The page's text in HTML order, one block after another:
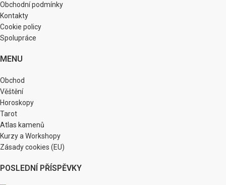
Obchodní podmínky
Kontakty
Cookie policy
Spolupráce
MENU
Obchod
Věštění
Horoskopy
Tarot
Atlas kamenů
Kurzy a Workshopy
Zásady cookies (EU)
POSLEDNÍ PŘÍSPĚVKY